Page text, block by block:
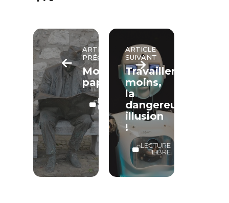
ARTICLE
PRÉCÉDENT
Mon
papa
LECTURE
LIBRE
ARTICLE
SUIVANT
Travailler
moins,
la
dangereuse
illusion
!
LECTURE
LIBRE